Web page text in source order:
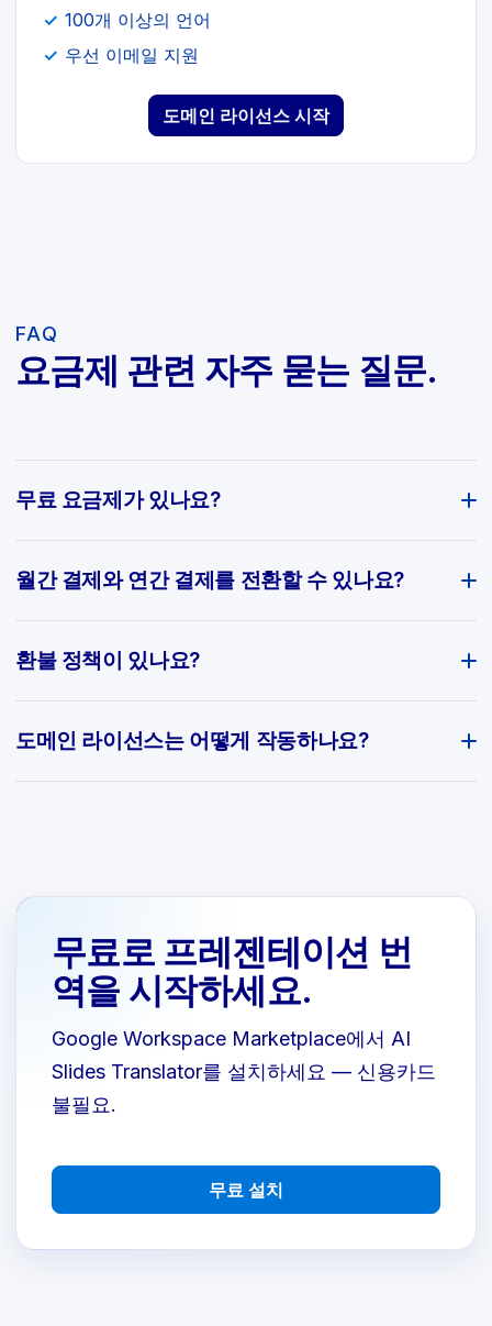
100개 이상의 언어
우선 이메일 지원
도메인 라이선스 시작
FAQ
요금제 관련 자주 묻는 질문.
무료 요금제가 있나요?
월간 결제와 연간 결제를 전환할 수 있나요?
환불 정책이 있나요?
도메인 라이선스는 어떻게 작동하나요?
무료로 프레젠테이션 번
역을 시작하세요.
Google Workspace Marketplace에서 AI
Slides Translator를 설치하세요 — 신용카드
불필요.
무료 설치